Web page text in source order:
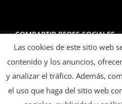
COMPARTIR REDES SOCIALES
Las cookies de este sitio web
contenido y los anuncios,
y analizar el tráfico. Además,
el uso que haga del sitio web